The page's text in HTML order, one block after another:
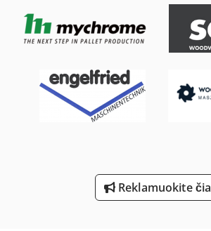
Srauto Ir Vandens Kreiptuvas
Tekinimo Su Skaitmeniniu Ekranu
Transporto Laikikliai
V E P Mašinų Gmbh
Reklamuokite čia